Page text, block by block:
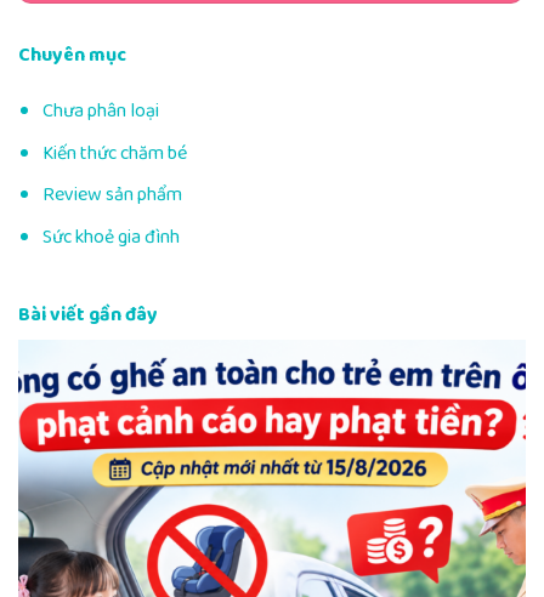
Chuyên mục
Chưa phân loại
Kiến thức chăm bé
Review sản phẩm
Sức khoẻ gia đình
Bài viết gần đây